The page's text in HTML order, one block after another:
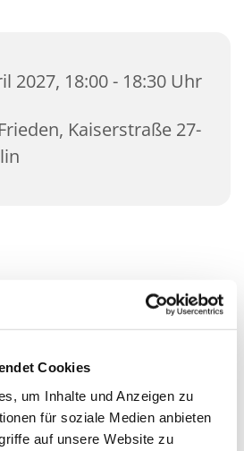
Cookies
um Inhalte und Anzeigen zu
für soziale Medien anbieten
auf unsere Website zu
2027, 18:00 - 18:30 Uhr
Kaiserstraße 27-